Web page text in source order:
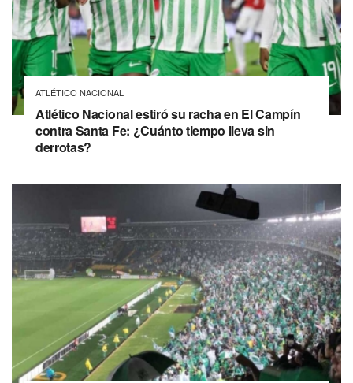
ATLÉTICO NACIONAL
Atlético Nacional estiró su racha en El Campín
contra Santa Fe: ¿Cuánto tiempo lleva sin
derrotas?